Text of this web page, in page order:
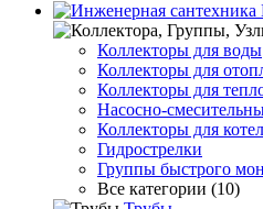
Коллекторы для воды
Коллекторы для
Коллекторы для
Насосно-
Коллекторы для
Гидрострелки
Группы быстрого
Все категории (10)